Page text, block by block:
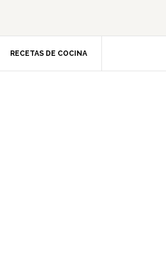
RECETAS DE COCINA